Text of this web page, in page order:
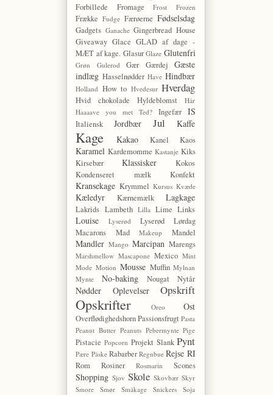
Forbillede Fromage Frost Frozen
Frække Fudge Færøerne Fødselsdag
Gadgets Ganache Gingerbread House
Giveaway Glace GLAD af dage -
MÆT af kage. Glasur Glaze Glutenfri
Grøn Gulerod Gær Gærdej
Gæste
indlæg Hasselnødder Have Hindbær
Holland How to Hvedesur Hverdag
Hvid chokolade Hyldeblomst
Hår
Haaaave you met Ted?
Ingefær IS
Italiensk Jordbær Jul Kaffe
Kage Kakao Kanel Kaos
Karamel Kardemomme Kastanje Kiks
Kirsebær
Klassisker
Kokos
Kondenseret mælk
Konfekt
Kransekage Krymmel Kursus Kvæde
Kæledyr Kærnemælk Lagkage
Lakrids Lambeth Lilla Lime Links
Louise Lyserød
Lyserød Lørdag
Macarons
Mad Makeup Mandel
Mandler Mango Marcipan Marengs
Marshmellow Mascapone Mexico Mint
Mode Motion Mousse Muffin Mylnan
Mynte
No-baking Nougat Nytår
Nødder Oplevelser Opskrift
Opskrifter Oreo Ost
Overflødighedshorn Passionsfrugt Pasta
Peanut Butter Peanuts Pebermynte Pige
Pistacie Popcorn Projekt Slank Pynt
Pære Påske Rabarber Regnbue Rejse RI
Rom Rosiner Rosmarin Scones
Shopping Sjov Skole Skovbær Skyr
Smore
Smør Småkage Snickers
Soja